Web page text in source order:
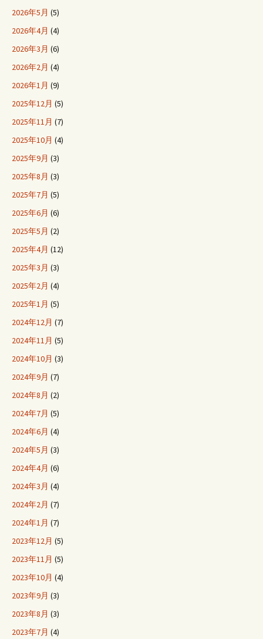
2026年5月 (5)
2026年4月 (4)
2026年3月 (6)
2026年2月 (4)
2026年1月 (9)
2025年12月 (5)
2025年11月 (7)
2025年10月 (4)
2025年9月 (3)
2025年8月 (3)
2025年7月 (5)
2025年6月 (6)
2025年5月 (2)
2025年4月 (12)
2025年3月 (3)
2025年2月 (4)
2025年1月 (5)
2024年12月 (7)
2024年11月 (5)
2024年10月 (3)
2024年9月 (7)
2024年8月 (2)
2024年7月 (5)
2024年6月 (4)
2024年5月 (3)
2024年4月 (6)
2024年3月 (4)
2024年2月 (7)
2024年1月 (7)
2023年12月 (5)
2023年11月 (5)
2023年10月 (4)
2023年9月 (3)
2023年8月 (3)
2023年7月 (4)